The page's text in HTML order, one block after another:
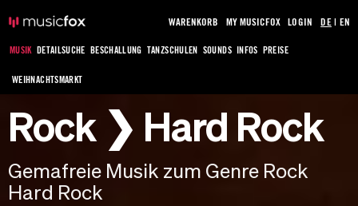
MUSIK DETAILSUCHE BESCHALLUNG TANZSCHULEN SOUNDS INFOS PREISE
WEIHNACHTSMARKT
WARENKORB MY MUSICFOX LOGIN DE| EN
Rock ❯ Hard Rock
Gemafreie Musik zum Genre Rock
Hard Rock